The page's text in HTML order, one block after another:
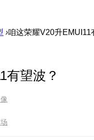
›咱这荣耀V20升EMUI11
有望波？